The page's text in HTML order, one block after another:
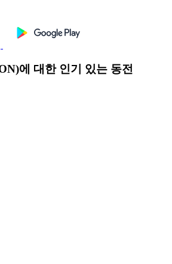
에 대한 인기 있는 동전